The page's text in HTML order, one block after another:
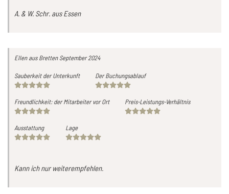
A. & W. Schr. aus Essen
Ellenaus Bretten September 2024
Sauberkeit der Unterkunft Der Buchungsablauf
Freundlichkeit: der Mitarbeiter vor Ort Preis-Leistungs-Verhältnis
Ausstattung Lage
Kann ich nur weiterempfehlen.